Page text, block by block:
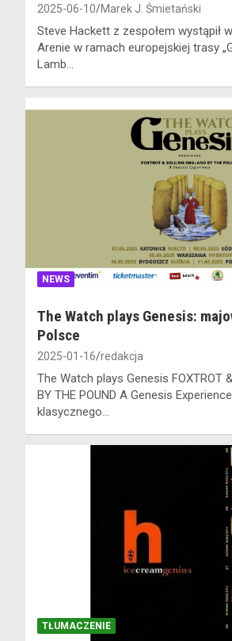
2025-06-10 Marek J. Śmietański
Steve Hackett z zespołem wystąpił
Arenie w ramach europejskiej trasy
Lamb…
NEWS
The Watch plays Genesis:
Polsce
2025-01-16 redakcja
The Watch plays Genesis FOXTROT
BY THE POUND A Genesis
klasycznego…
TŁUMACZENIE